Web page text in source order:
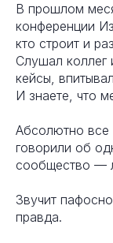
В прошлом
конференции
кто строит и
Слушал коллег
кейсы,
И знаете, что
Абсолютно все
говорили об
сообщество —
Звучит
правда.